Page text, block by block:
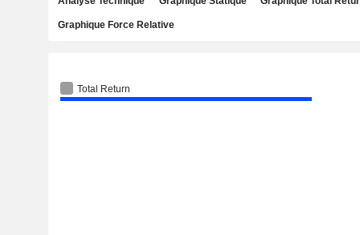
Graphique Force Relative
Total Return